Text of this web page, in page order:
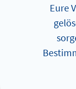
Eure